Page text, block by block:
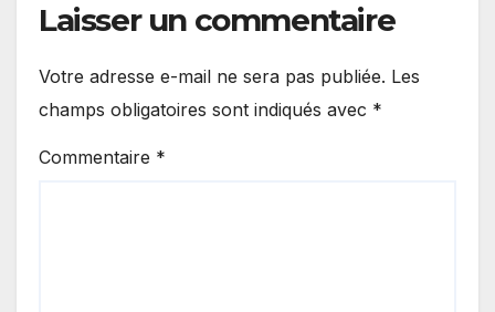
Laisser un commentaire
Votre adresse e-mail ne sera pas publiée. Les
champs obligatoires sont indiqués avec *
Commentaire *